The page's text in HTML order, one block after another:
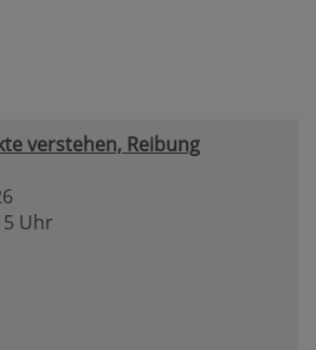
verstehen, Reibung
Uhr